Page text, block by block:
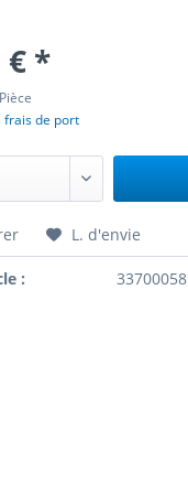
€ *
frais de port
L. d'envie
: 33700058